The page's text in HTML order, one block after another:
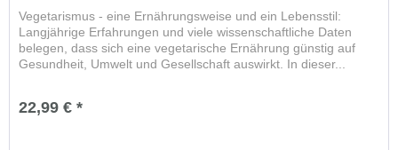
Vegetarismus - eine Ernährungsweise und ein Lebensstil:
Langjährige Erfahrungen und viele wissenschaftliche Daten
belegen, dass sich eine vegetarische Ernährung günstig auf
Gesundheit, Umwelt und Gesellschaft auswirkt. In dieser...
22,99 € *